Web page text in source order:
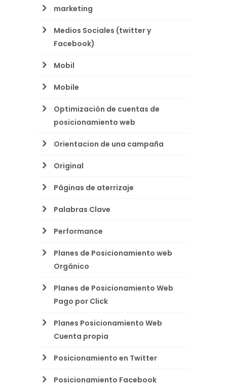
marketing
Medios Sociales (twitter y
Facebook)
Mobil
Mobile
Optimización de cuentas de
posicionamiento web
Orientacion de una campaña
Original
Páginas de aterrizaje
Palabras Clave
Performance
Planes de Posicionamiento web
Orgánico
Planes de Posicionamiento Web
Pago por Click
Planes Posicionamiento Web
Cuenta propia
Posicionamiento en Twitter
Posicionamiento Facebook